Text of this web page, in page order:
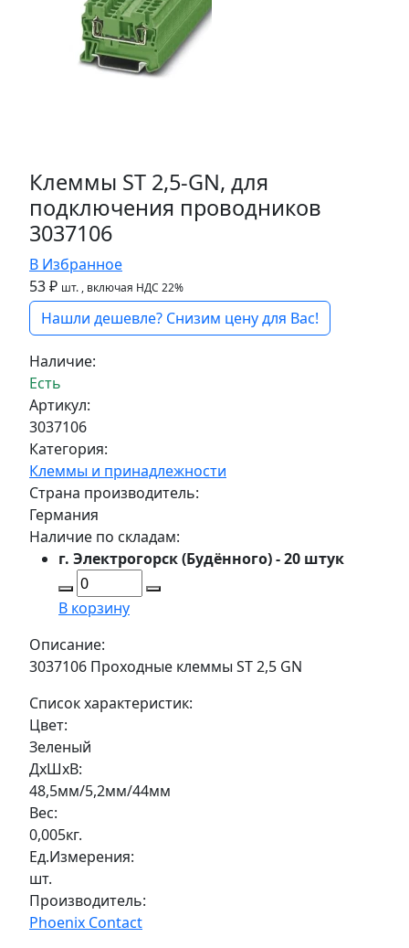
Клеммы ST 2,5-GN, для
подключения проводников
3037106
В Избранное
53 ₽ шт. , включая НДС 22%
Нашли дешевле? Снизим цену для Вас!
Наличие:
Есть
Артикул:
3037106
Категория:
Клеммы и принадлежности
Страна производитель:
Германия
Наличие по складам:
г. Электрогорск (Будённого) - 20 штук
В корзину
Описание:
3037106 Проходные клеммы ST 2,5 GN
Список характеристик:
Цвет:
Зеленый
ДxШxВ:
48,5мм/5,2мм/44мм
Вес:
0,005кг.
Ед.Измерения:
шт.
Производитель:
Phoenix Contact